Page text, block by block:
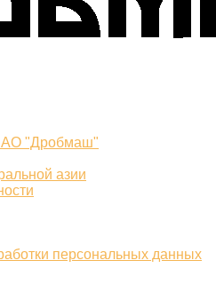
АО "Дробмаш"
азии
персональных данных